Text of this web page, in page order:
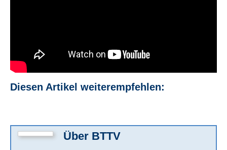
Diesen Artikel weiterempfehlen:
Über BTTV